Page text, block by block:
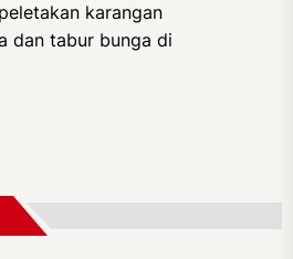
karangan
dan tabur bunga di